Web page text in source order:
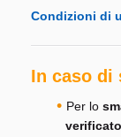
Condizioni di
In caso di
Per lo